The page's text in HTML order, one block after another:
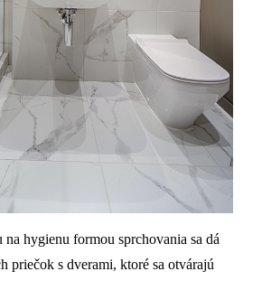
na hygienu formou sprchovania sa dá
priečok s dverami, ktoré sa otvárajú